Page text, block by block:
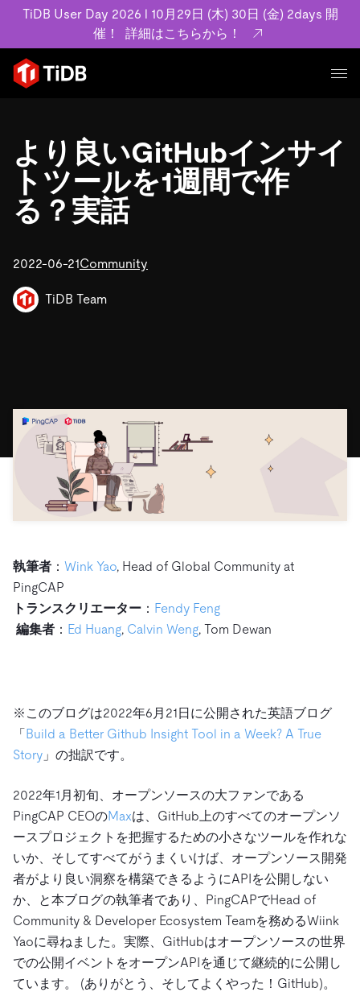
TiDB User Day 2026 l 10月29日 (木) 30日 (金) 2days 開
催！
詳細はこちらから！
プロダクト
MySQL互換の分散データベースで高可用性と水平スケー
ラビリティを備え大規模データをリアルタイムで処理でき
ます。
詳細はこちら
プラン
TiDB Cloud
TiSpark
ユースケース
事例記事
お客様事例やユーザーによる検証結果の記事などを紹介し
ています。
フィンテック
運用インテリジェンスの活用
MySQLワークロードの近代化
Build GenAI Applications
リソース
ブログ
アーカイブ動画
PingCAP University
TiDB Labs
会社概要
規約類
お客様のデータの機密性、可用性、安全性について紹介し
ます。
会社概要
キャリア
お問い合わせ
開発者ガイド
無料で始める
より良いGitHubインサイ
トツールを1週間で作
る？実話
2022-06-21Community
TiDB Team
執筆者 ： Wink Yao, Head of Global Community at
PingCAP
トランスクリエーター ： Fendy Feng
編集者 ： Ed Huang, Calvin Weng, Tom Dewan
※このブログは2022年6月21日に公開された英語ブログ
「Build a Better Github Insight Tool in a Week? A True
Story 」の拙訳です。
2022年1月初旬、オープンソースの大ファンである
PingCAP CEOのMaxは、GitHub上のすべてのオープンソ
ースプロジェクトを把握するための小さなツールを作れな
いか、そしてすべてがうまくいけば、オープンソース開発
者がより良い洞察を構築できるようにAPIを公開しない
か、と本ブログの執筆者であり、PingCAPでHead of
Community & Developer Ecosystem Teamを務めるWiink
Yaoに尋ねました。実際、GitHubはオープンソースの世界
での公開イベントをオープンAPIを通じて継続的に公開し
ています。 (ありがとう、そしてよくやった！GitHub)。